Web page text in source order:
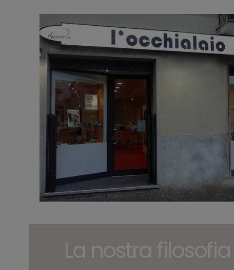
La nostra filosofia